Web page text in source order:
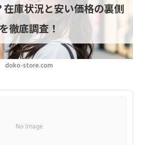
doko-store.com
在庫状況と安い価格の裏側
を徹底調査！
No Image